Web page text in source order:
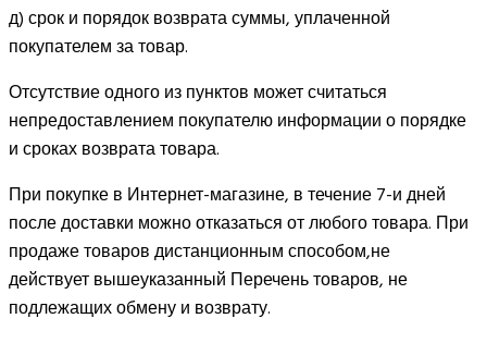
д) срок и порядок возврата суммы, уплаченной
покупателем за товар.
Отсутствие одного из пунктов может считаться
непредоставлением покупателю информации о порядке
и сроках возврата товара.
При покупке в Интернет-магазине, в течение 7-и дней
после доставки можно отказаться от любого товара. При
продаже товаров дистанционным способом,не
действует вышеуказанный Перечень товаров, не
подлежащих обмену и возврату.